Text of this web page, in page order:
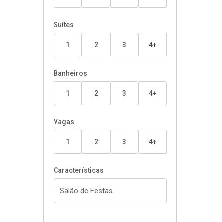
Suítes
1 2 3 4+
Banheiros
1 2 3 4+
Vagas
1 2 3 4+
Características